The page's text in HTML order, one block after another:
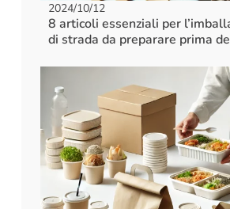
2024/10/12
8 articoli essenziali per
di strada da preparare prima